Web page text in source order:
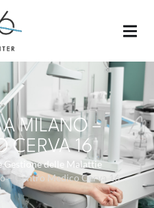
MILANO –
CERVA 16
Gestione delle Malattie
– Centro Medico Cerva 16